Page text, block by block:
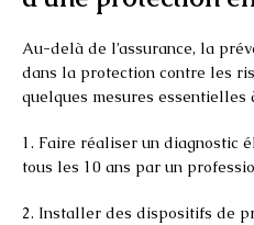
Au-delà de l’assurance, la
dans la protection contre les
quelques mesures
1. Faire réaliser un diagnostic
tous les 10 ans par un
2. Installer des dispositifs de